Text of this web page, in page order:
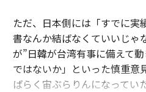
ただ、日本側には「すでに実
書なんか結ばなくていいじゃ
が”日韓が台湾有事に備えて
ではないか」といった慎重意
ばらく宙ぶらりんになってい